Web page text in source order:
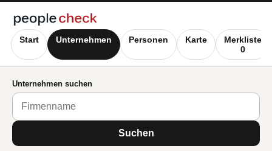
Start Unternehmen Personen Karte
Merkliste
0
Unternehmen suchen
Suchen